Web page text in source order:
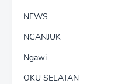
NEWS
NGANJUK
Ngawi
OKU SELATAN